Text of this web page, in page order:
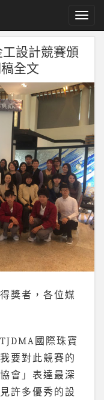
T
o
g
n
g
a
t
i
o
n
設計競賽頒
全文
獎者，各位媒
國際珠寶
要對此競賽的
會」表達最深
許多優秀的設